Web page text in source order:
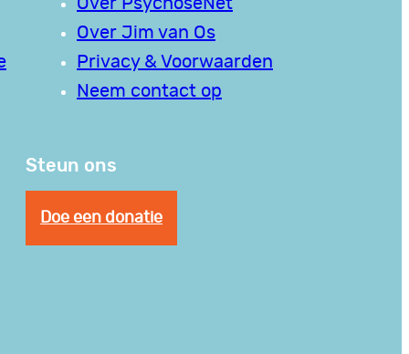
Over PsychoseNet
Over Jim van Os
Privacy & Voorwaarden
Neem contact op
Steun ons
Doe een donatie